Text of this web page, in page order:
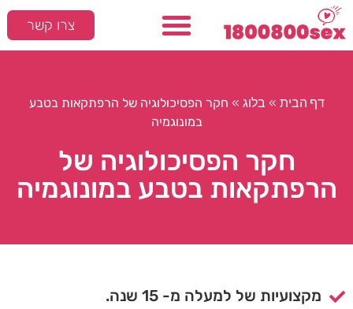
צרו קשר
דף הבית » בלוג » חקר הפסיכולוגיה של הרפתקאות בטבע
במונוגמיה
חקר הפסיכולוגיה של
הרפתקאות בטבע במונוגמיה
מקצועיות של למעלה מ- 15 שנה.